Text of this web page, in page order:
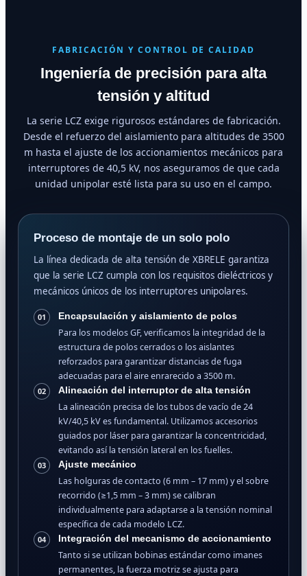
FABRICACIÓN Y CONTROL DE CALIDAD
Ingeniería de precisión para alta
tensión y altitud
La serie LCZ exige rigurosos estándares de fabricación.
Desde el refuerzo del aislamiento para altitudes de 3500
m hasta el ajuste de los accionamientos mecánicos para
interruptores de 40,5 kV, nos aseguramos de que cada
unidad unipolar esté lista para su uso en el campo.
Proceso de montaje de un solo polo
La línea dedicada de alta tensión de XBRELE garantiza
que la serie LCZ cumpla con los requisitos dieléctricos y
mecánicos únicos de los interruptores unipolares.
01 Encapsulación y aislamiento de polos
Para los modelos GF, verificamos la integridad de la
estructura de polos cerrados o los aislantes
reforzados para garantizar distancias de fuga
adecuadas para el aire enrarecido a 3500 m.
02 Alineación del interruptor de alta tensión
La alineación precisa de los tubos de vacío de 24
kV/40,5 kV es fundamental. Utilizamos accesorios
guiados por láser para garantizar la concentricidad,
evitando así la tensión lateral en los fuelles.
03 Ajuste mecánico
Las holguras de contacto (6 mm – 17 mm) y el sobre
recorrido (≥1,5 mm – 3 mm) se calibran
individualmente para adaptarse a la tensión nominal
específica de cada modelo LCZ.
04 Integración del mecanismo de accionamiento
Tanto si se utilizan bobinas estándar como imanes
permanentes, la fuerza motriz se ajusta para